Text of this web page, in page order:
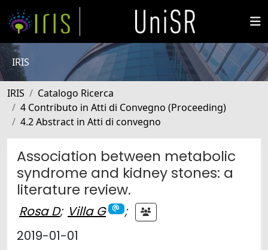
IRIS
IRIS
Catalogo Ricerca
4 Contributo in Atti di Convegno (Proceeding)
4.2 Abstract in Atti di convegno
Association between metabolic
syndrome and kidney stones: a
literature review.
Rosa D; Villa G
;
2019-01-01